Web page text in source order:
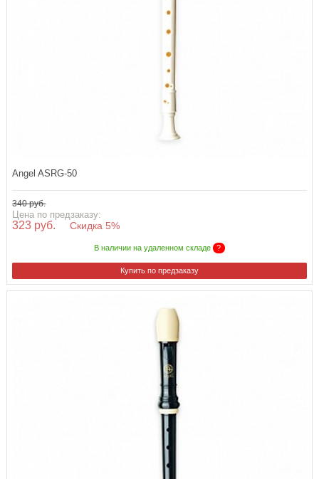
Angel ASRG-50
340 руб.
Цена по предзаказу:
323 руб. Скидка 5%
В наличии на удаленном складе ?
Купить по предзаказу